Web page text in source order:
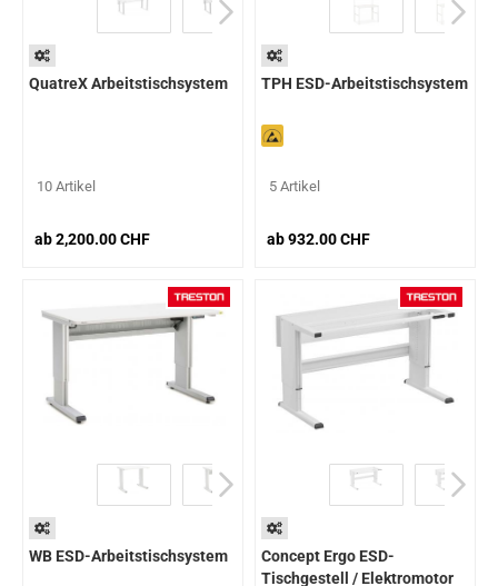
QuatreX Arbeitstischsystem
10 Artikel
ab 2,200.00 CHF
TPH ESD-Arbeitstischsystem
5 Artikel
ab 932.00 CHF
WB ESD-Arbeitstischsystem
Concept Ergo ESD-
Tischgestell / Elektromotor